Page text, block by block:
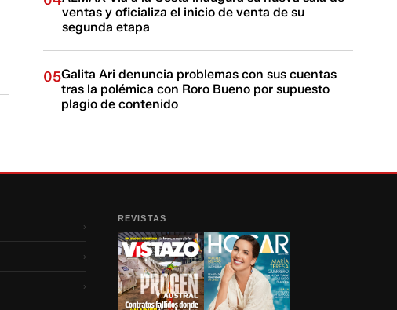
ventas y oficializa el inicio de venta de su
segunda etapa
05Galita Ari denuncia problemas con sus cuentas
tras la polémica con Roro Bueno por supuesto
plagio de contenido
›
›
›
REVISTAS